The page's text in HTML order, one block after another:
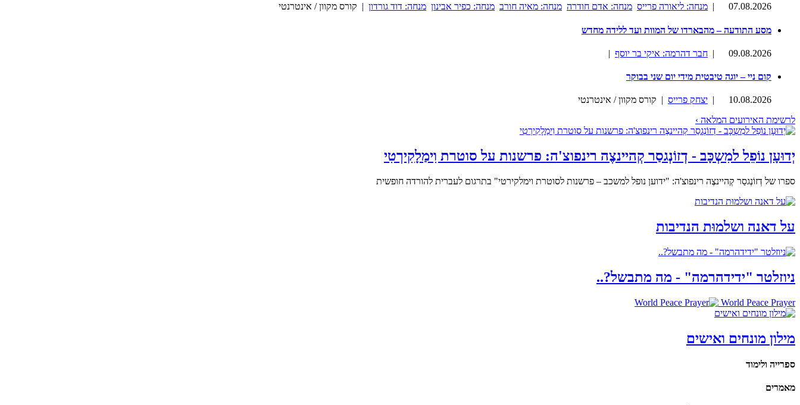
07.08.2026
| מנחה: ליאורה פרייס מנחה: אדם חודרה מנחה: מאיה חורב מנחה: כפיר אבינון מנחה: דוד גורדון | קורס מקוון / אינטרנטי
מסע התודעה – מהבארדו של המוות ועד ללידה מחדש
09.08.2026
| חבר דהרמה: איקי בר יוסף |
קום ניי – יוגה טיבטית מידי יום שני בבוקר
10.08.2026
| יצחק פרייס | קורס מקוון / אינטרנטי
לרשימת האירועים המלאה ›
יְדוּעָן נוֹפֵל למִשְכָּב - דְזוֹנְגסַר קְהיינצֶה רינפוצ'ה: פרשנות על סוטרת וִימַלָקִירְטִי
ספרו של דְזוֹנְגסַר קְהיינצֶה רינפוצ'ה: "ידוען נופל למשכב – פרשנות לסוטרת וימלקירטי" בתרגום לעברית להורדה חופשית
על דאנה ושלמוּת הנדיבות
ניוזלטר "ידידהרמה" - מה מתבשל?..
World Peace Prayer
מילון מונחים ואישים
ספרייה ולימוד
מאמרים